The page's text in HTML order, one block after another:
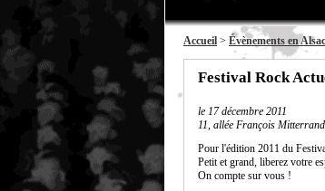
Accueil > Évènements en
Festival Rock
le 17 décembre 2011
11, allée François
Pour l'édition 2011 du
Petit et grand, liberez votre
On compte sur vous !